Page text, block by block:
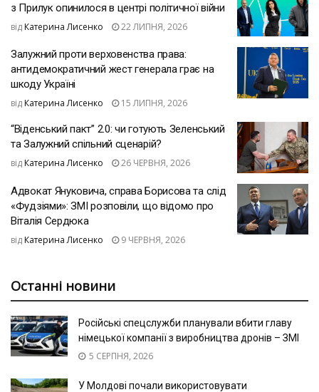
з Прилук опинилося в центрі політичної війни
від Катерина Лисенко 22 ЛИПНЯ, 2026
Залужний проти верховенства права:
антидемократичний жест генерала грає на
шкоду Україні
від Катерина Лисенко 15 ЛИПНЯ, 2026
“Віденський пакт” 2.0: чи готують Зеленський
та Залужний спільний сценарій?
від Катерина Лисенко 26 ЧЕРВНЯ, 2026
Адвокат Януковича, справа Борисова та слід
«Фудзіями»: ЗМІ розповіли, що відомо про
Віталія Сердюка
від Катерина Лисенко 9 ЧЕРВНЯ, 2026
Останні новини
Російські спецслужби планували вбити главу
німецької компанії з виробництва дронів – ЗМІ
5 СЕРПНЯ, 2026
У Молдові почали використовувати